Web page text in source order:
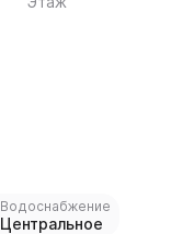
Водоснабжение
Центральное